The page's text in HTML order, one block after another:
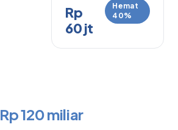
Rp
60 jt
Hemat
40%
Rp 120 miliar